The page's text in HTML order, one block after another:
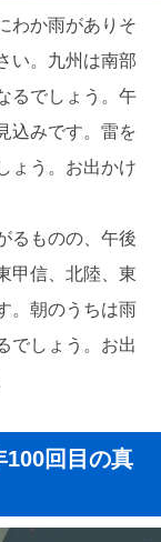
わか雨がありそ
い。九州は南部
るでしょう。午
込みです。雷を
ょう。お出かけ
るものの、午後
甲信、北陸、東
。朝のうちは雨
でしょう。お出
回目の真